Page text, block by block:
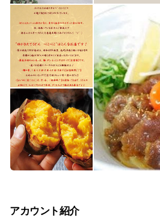
アカウント紹介